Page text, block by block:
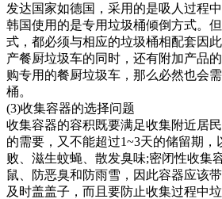
发达国家如德国，采用的是吸人过程
韩国使用的是专用垃圾桶倾倒方式。
式，都必须与相应的垃圾桶相配套因
产餐厨垃圾车的同时，还有附加产品
购专用的餐厨垃圾车，那么必然也会
桶。
(3)收集容器的选择问题
收集容器的容积既要满足收集附近居
的需要，又不能超过1~3天的储留期
败、滋生蚊蝇、散发臭味;密闭性收集
鼠、防恶臭和防雨雪，因此容器应该
及时盖盖子，而且要防止收集过程中